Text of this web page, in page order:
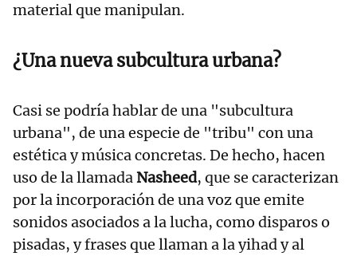
material que manipulan.
¿Una nueva subcultura urbana?
Casi se podría hablar de una "subcultura
urbana", de una especie de "tribu" con una
estética y música concretas. De hecho, hacen
uso de la llamada Nasheed, que se caracterizan
por la incorporación de una voz que emite
sonidos asociados a la lucha, como disparos o
pisadas, y frases que llaman a la yihad y al